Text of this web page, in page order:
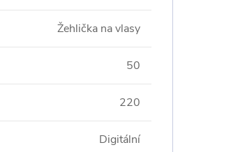
Žehlička na vlasy
50
220
Digitální